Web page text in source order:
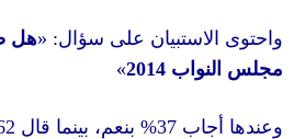
على سؤال : «هل صوّت في
2014
»
37% بنعم، بينما قال62%
لا، ولم